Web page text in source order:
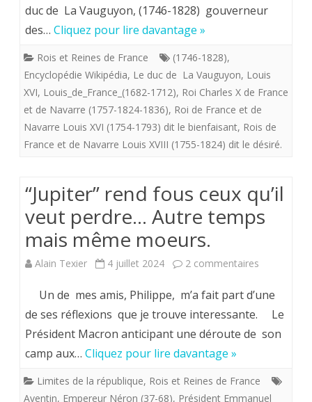
Louis
de
du
Louis
Versailles
duc de La Vauguyon, (1746-1828) gouverneur
des… Cliquez pour lire davantage »
Rois et Reines de France (1746-1828),
Encyclopédie Wikipédia, Le duc de La Vauguyon, Louis
XVI, Louis_de_France_(1682-1712), Roi Charles X de France
et de Navarre (1757-1824-1836), Roi de France et de
Navarre Louis XVI (1754-1793) dit le bienfaisant, Rois de
France et de Navarre Louis XVIII (1755-1824) dit le désiré.
“Jupiter” rend fous ceux qu’il
veut perdre… Autre temps
mais même moeurs.
Alain Texier 4 juillet 2024 2 commentaires
rend
fous
qu’il
Un de mes amis, Philippe, m’a fait part d’une
de ses réflexions que je trouve interessante. Le
Président Macron anticipant une déroute de son
camp aux… Cliquez pour lire davantage »
Limites de la république, Rois et Reines de France
Aventin, Empereur Néron (37-68), Président Emmanuel